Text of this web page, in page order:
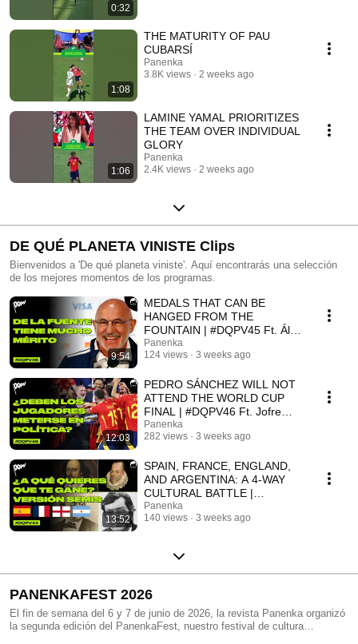
0:32
1:08
THE MATURITY OF PAU
CUBARSÍ
Panenka
3.8K views
2 weeks ago
1:06
LAMINE YAMAL PRIORITIZES
THE TEAM OVER INDIVIDUAL
GLORY
Panenka
2.4K views
2 weeks ago
DE QUÉ PLANETA VINISTE Clips
Bienvenidos a 'De qué planeta viniste'. Aquí encontrarás una selección
de los mejores momentos de los programas.
9:54
MEDALS THAT CAN BE
HANGED FROM THE
FOUNTAIN | #DQPV45 Ft. Álex
López and Irati Vidal
Panenka
124 views
3 weeks ago
12:03
PEDRO SÁNCHEZ WILL NOT
ATTEND THE WORLD CUP
FINAL | #DQPV46 Ft. Jofre
Mateu and Javier Giraldo.
Panenka
282 views
3 weeks ago
13:52
SPAIN, FRANCE, ENGLAND,
AND ARGENTINA: A 4-WAY
CULTURAL BATTLE |
#DQPV44 Ft Carlos Martín Río
Panenka
140 views
3 weeks ago
PANENKAFEST 2026
El fin de semana del 6 y 7 de junio de 2026, la revista Panenka organizó
la segunda edición del PanenkaFest, nuestro festival de cultura